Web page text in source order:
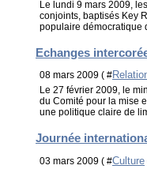
Le lundi 9 mars 2009,
conjoints, baptisés Key
populaire démocratique
Echanges
08 mars 2009 ( #
Le 27 février 2009, le
du Comité pour la mise
une politique claire de
Journée
03 mars 2009 ( #Culture